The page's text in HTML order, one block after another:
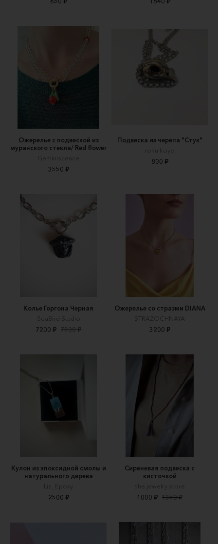
Ожерелье с подвеской из
муранского стекла/ Red flower
Geminiscence
3550 ₽
Подвеска из черепа "Стук"
roku koyo
800 ₽
Колье Горгона Черная
SeaBird Studio
7200 ₽ 7500 ₽
Ожерелье со стразми DIANA
STRAZOCHNAYA
3200 ₽
Кулон из эпоксидной смолы и
натурального дерева
Lis_Epoxy
2500 ₽
Сиреневая подвеска с
кисточкой
she.jewelry.store
1000 ₽ 1350 ₽